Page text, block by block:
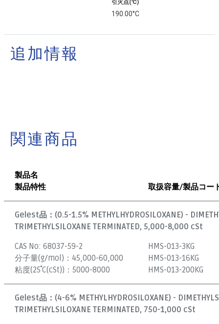
引火点(℃)
190.00°C
追加情報
関連商品
製品名
製品特性
取扱容量/製品コー
Gelest品： (0.5-1.5% METHYLHYDROSILOXANE) -
TRIMETHYLSILOXANE TERMINATED, 5,000-8,000 cSt
CAS No:68037-59-2
分子量(g/mol)： 45,000-60,000
粘度(25˚C(cSt))：5000-8000
HMS-013-3KG
HMS-013-16KG
HMS-013-200KG
Gelest品： (4-6% METHYLHYDROSILOXANE) -
TRIMETHYLSILOXANE TERMINATED, 750-1,000 cSt